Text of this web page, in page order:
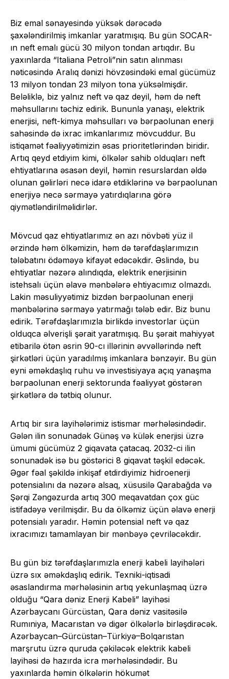
Biz emal sənayesində yüksək dərəcədə
şaxələndirilmiş imkanlar yaratmışıq. Bu gün SOCAR-
ın neft emalı gücü 30 milyon tondan artıqdır. Bu
yaxınlarda “Italiana Petroli”nin satın alınması
nəticəsində Aralıq dənizi hövzəsindəki emal gücümüz
13 milyon tondan 23 milyon tona yüksəlmişdir.
Beləliklə, biz yalnız neft və qaz deyil, həm də neft
məhsullarını təchiz edirik. Bununla yanaşı, elektrik
enerjisi, neft-kimya məhsulları və bərpaolunan enerji
sahəsində də ixrac imkanlarımız mövcuddur. Bu
istiqamət fəaliyyətimizin əsas prioritetlərindən biridir.
Artıq qeyd etdiyim kimi, ölkələr sahib olduqları neft
ehtiyatlarına əsasən deyil, həmin resurslardan əldə
olunan gəlirləri necə idarə etdiklərinə və bərpaolunan
enerjiyə necə sərmayə yatırdıqlarına görə
qiymətləndirilməlidirlər.
Mövcud qaz ehtiyatlarımız ən azı növbəti yüz il
ərzində həm ölkəmizin, həm də tərəfdaşlarımızın
tələbatını ödəməyə kifayət edəcəkdir. Əslində, bu
ehtiyatlar nəzərə alındıqda, elektrik enerjisinin
istehsalı üçün əlavə mənbələrə ehtiyacımız olmazdı.
Lakin məsuliyyətimiz bizdən bərpaolunan enerji
mənbələrinə sərmayə yatırmağı tələb edir. Biz bunu
edirik. Tərəfdaşlarımızla birlikdə investorlar üçün
olduqca əlverişli şərait yaratmışıq. Bu şərait mahiyyət
etibarilə ötən əsrin 90-cı illərinin əvvəllərində neft
şirkətləri üçün yaradılmış imkanlara bənzəyir. Bu gün
eyni əməkdaşlıq ruhu və investisiyaya açıq yanaşma
bərpaolunan enerji sektorunda fəaliyyət göstərən
şirkətlərə də tətbiq olunur.
Artıq bir sıra layihələrimiz istismar mərhələsindədir.
Gələn ilin sonunadək Günəş və külək enerjisi üzrə
ümumi gücümüz 2 giqavata çatacaq. 2032-ci ilin
sonunadək isə bu göstərici 8 giqavat təşkil edəcək.
Əgər fəal şəkildə inkişaf etdirdiyimiz hidroenerji
potensialını da nəzərə alsaq, xüsusilə Qarabağda və
Şərqi Zəngəzurda artıq 300 meqavatdan çox güc
istifadəyə verilmişdir. Bu da ölkəmiz üçün əlavə enerji
potensialı yaradır. Həmin potensial neft və qaz
ixracımızı tamamlayan bir mənbəyə çevriləcəkdir.
Bu gün biz tərəfdaşlarımızla enerji kabeli layihələri
üzrə sıx əməkdaşlıq edirik. Texniki-iqtisadi
əsaslandırma mərhələsinin artıq yekunlaşmaq üzrə
olduğu “Qara dəniz Enerji Kabeli” layihəsi
Azərbaycanı Gürcüstan, Qara dəniz vasitəsilə
Rumıniya, Macarıstan və digər ölkələrlə birləşdirəcək.
Azərbaycan–Gürcüstan–Türkiyə–Bolqarıstan
marşrutu üzrə quruda çəkiləcək elektrik kabeli
layihəsi də hazırda icra mərhələsindədir. Bu
yaxınlarda həmin ölkələrin hökumət